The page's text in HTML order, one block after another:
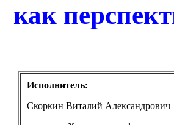
как
Исполнитель:
Скоркин Виталий Александрович